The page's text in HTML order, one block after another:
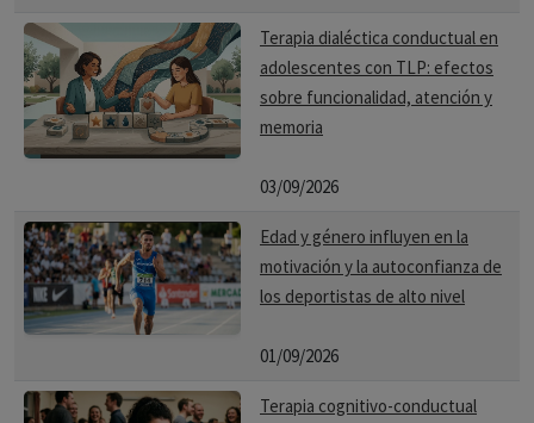
Terapia dialéctica conductual en
adolescentes con TLP: efectos
sobre funcionalidad, atención y
memoria
03/09/2026
Edad y género influyen en la
motivación y la autoconfianza de
los deportistas de alto nivel
01/09/2026
Terapia cognitivo-conductual